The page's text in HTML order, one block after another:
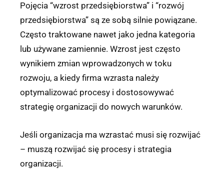
Pojęcia “wzrost przedsiębiorstwa” i “rozwój
przedsiębiorstwa” są ze sobą silnie powiązane.
Często traktowane nawet jako jedna kategoria
lub używane zamiennie. Wzrost jest często
wynikiem zmian wprowadzonych w toku
rozwoju, a kiedy firma wzrasta należy
optymalizować procesy i dostosowywać
strategię organizacji do nowych warunków.
Jeśli organizacja ma wzrastać musi się rozwijać
– muszą rozwijać się procesy i strategia
organizacji.